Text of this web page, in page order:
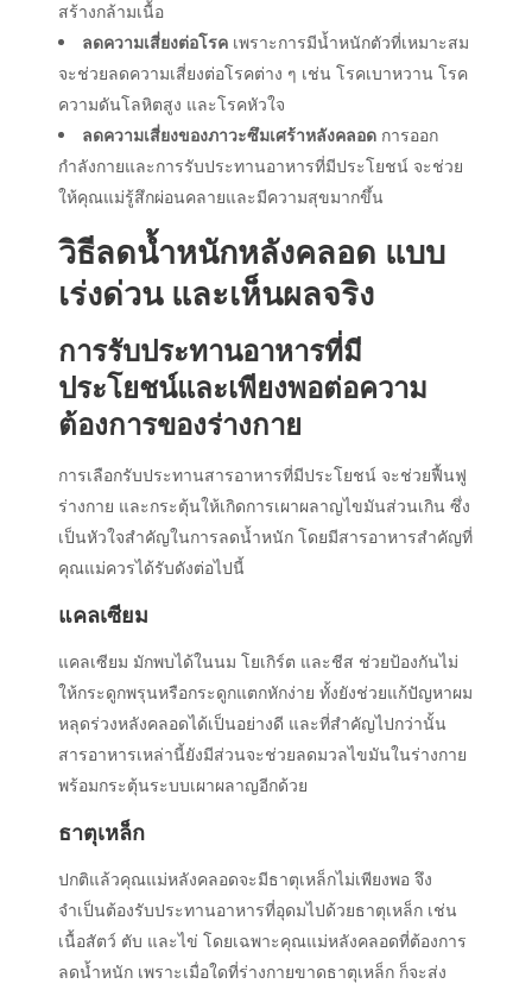
สร้างกล้ามเนื้อ
ลดความเสี่ยงต่อโรค เพราะการมีน้ำหนักตัวที่เหมาะสม
จะช่วยลดความเสี่ยงต่อโรคต่าง ๆ เช่น โรคเบาหวาน โรค
ความดันโลหิตสูง และโรคหัวใจ
ลดความเสี่ยงของภาวะซึมเศร้าหลังคลอด การออก
กำลังกายและการรับประทานอาหารที่มีประโยชน์ จะช่วย
ให้คุณแม่รู้สึกผ่อนคลายและมีความสุขมากขึ้น
วิธีลดน้ำหนักหลังคลอด แบบ
เร่งด่วน และเห็นผลจริง
การรับประทานอาหารที่มี
ประโยชน์และเพียงพอต่อความ
ต้องการของร่างกาย
การเลือกรับประทานสารอาหารที่มีประโยชน์ จะช่วยฟื้นฟู
ร่างกาย และกระตุ้นให้เกิดการเผาผลาญไขมันส่วนเกิน ซึ่ง
เป็นหัวใจสำคัญในการลดน้ำหนัก โดยมีสารอาหารสำคัญที่
คุณแม่ควรได้รับดังต่อไปนี้
แคลเซียม
แคลเซียม มักพบได้ในนม โยเกิร์ต และชีส ช่วยป้องกันไม่
ให้กระดูกพรุนหรือกระดูกแตกหักง่าย ทั้งยังช่วยแก้ปัญหาผม
หลุดร่วงหลังคลอดได้เป็นอย่างดี และที่สำคัญไปกว่านั้น
สารอาหารเหล่านี้ยังมีส่วนจะช่วยลดมวลไขมันในร่างกาย
พร้อมกระตุ้นระบบเผาผลาญอีกด้วย
ธาตุเหล็ก
ปกติแล้วคุณแม่หลังคลอดจะมีธาตุเหล็กไม่เพียงพอ จึง
จำเป็นต้องรับประทานอาหารที่อุดมไปด้วยธาตุเหล็ก เช่น
เนื้อสัตว์ ตับ และไข่ โดยเฉพาะคุณแม่หลังคลอดที่ต้องการ
ลดน้ำหนัก เพราะเมื่อใดที่ร่างกายขาดธาตุเหล็ก ก็จะส่ง